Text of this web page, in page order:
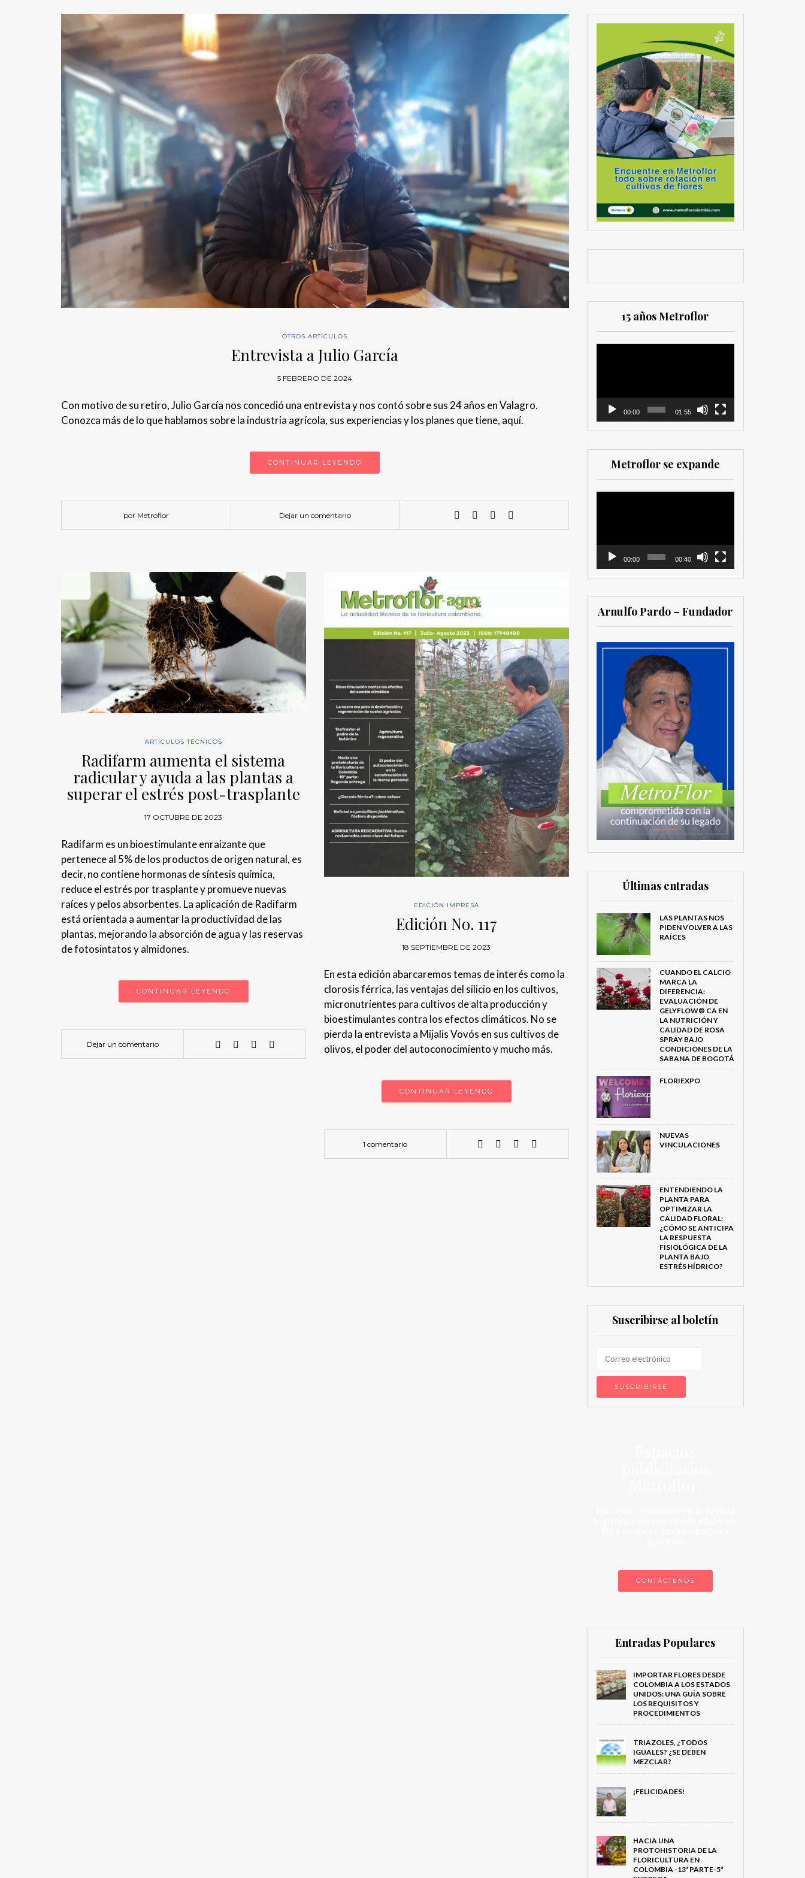
OTROS ARTÍCULOS
Entrevista a Julio García
5 FEBRERO DE 2024
Con motivo de su retiro, Julio García nos concedió una entrevista y nos contó sobre sus 24 años en Valagro.
Conozca más de lo que hablamos sobre la industria agrícola, sus experiencias y los planes que tiene, aquí.
CONTINUAR LEYENDO
por Metroflor Dejar un comentario
ARTÍCULOS TÉCNICOS
Radifarm aumenta el sistema
radicular y ayuda a las plantas a
superar el estrés post-trasplante
17 OCTUBRE DE 2023
Radifarm es un bioestimulante enraizante que
pertenece al 5% de los productos de origen natural, es
decir, no contiene hormonas de síntesis química,
reduce el estrés por trasplante y promueve nuevas
raíces y pelos absorbentes. La aplicación de Radifarm
está orientada a aumentar la productividad de las
plantas, mejorando la absorción de agua y las reservas
de fotosintatos y almidones.
CONTINUAR LEYENDO
Dejar un comentario
EDICIÓN IMPRESA
Edición No. 117
18 SEPTIEMBRE DE 2023
En esta edición abarcaremos temas de interés como la
clorosis férrica, las ventajas del silicio en los cultivos,
micronutrientes para cultivos de alta producción y
bioestimulantes contra los efectos climáticos. No se
pierda la entrevista a Mijalis Vovós en sus cultivos de
olivos, el poder del autoconocimiento y mucho más.
CONTINUAR LEYENDO
1 comentario
15 años Metroflor
00:00 01:55
Metroflor se expande
00:00 00:40
Arnulfo Pardo – Fundador
Últimas entradas
LAS PLANTAS NOS
PIDEN VOLVER A LAS
RAÍCES
CUANDO EL CALCIO
MARCA LA
DIFERENCIA:
EVALUACIÓN DE
GELYFLOW® CA EN
LA NUTRICIÓN Y
CALIDAD DE ROSA
SPRAY BAJO
CONDICIONES DE LA
SABANA DE BOGOTÁ
FLORIEXPO
NUEVAS
VINCULACIONES
ENTENDIENDO LA
PLANTA PARA
OPTIMIZAR LA
CALIDAD FLORAL:
¿CÓMO SE ANTICIPA
LA RESPUESTA
FISIOLÓGICA DE LA
PLANTA BAJO
ESTRÉS HÍDRICO?
Suscribirse al boletín
CONTÁCTENOS
Entradas Populares
IMPORTAR FLORES DESDE
COLOMBIA A LOS ESTADOS
UNIDOS: UNA GUÍA SOBRE
LOS REQUISITOS Y
PROCEDIMIENTOS
TRIAZOLES, ¿TODOS
IGUALES? ¿SE DEBEN
MEZCLAR?
¡FELICIDADES!
HACIA UNA
PROTOHISTORIA DE LA
FLORICULTURA EN
COLOMBIA -13ª PARTE-5ª